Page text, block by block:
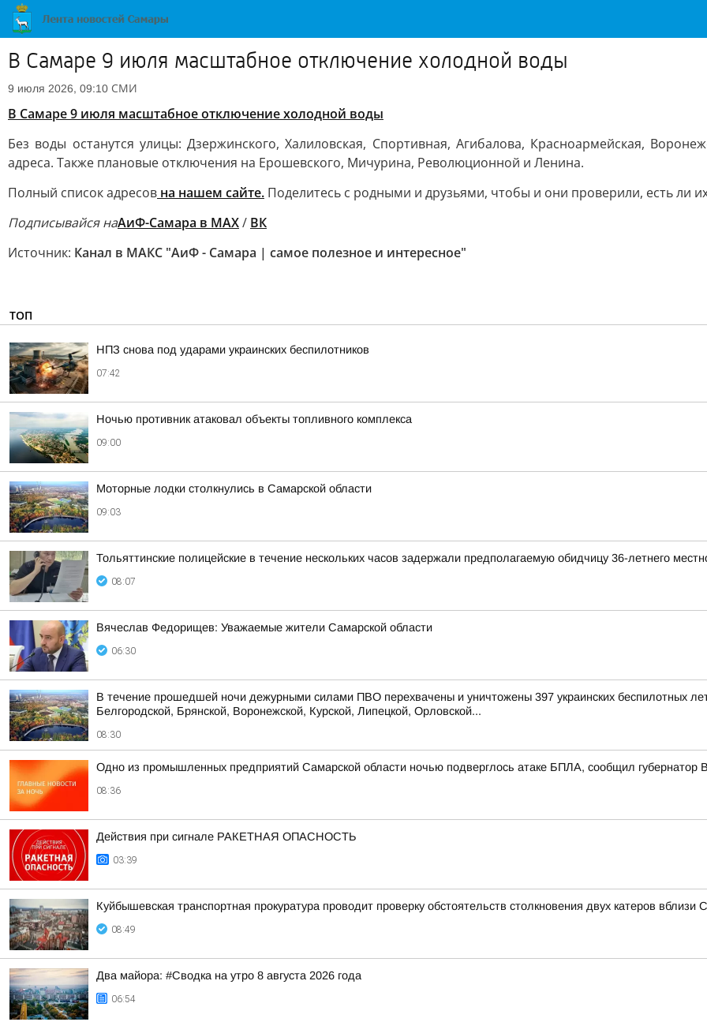
В Самаре 9 июля масштабное отключение холодной воды
9 июля 2026, 09:10 СМИ
В Самаре 9 июля масштабное отключение холодной воды
Без воды останутся улицы: Дзержинского, Халиловская, Спортивная, Агибалова, Красноармейская,
адреса. Также плановые отключения на Ерошевского, Мичурина, Революционной и Ленина.
Полный список адресов на нашем сайте. Поделитесь с родными и друзьями, чтобы и они проверили, есть ли
Подписывайся наАиФ-Самара в МАХ/ ВК
Источник: Канал в МАКС "АиФ - Самара | самое полезное и интересное"
ТОП
НПЗ снова под ударами украинских беспилотников
07:42
Ночью противник атаковал объекты топливного комплекса
09:00
Моторные лодки столкнулись в Самарской области
09:03
Тольяттинские полицейские в течение нескольких часов задержали предполагаемую обидчицу 36-летнего
08:07
Вячеслав Федорищев: Уважаемые жители Самарской области
06:30
В течение прошедшей ночи дежурными силами ПВО перехвачены и уничтожены 397 украинских беспилотных
Белгородской, Брянской, Воронежской, Курской, Липецкой, Орловской...
08:30
Одно из промышленных предприятий Самарской области ночью подверглось атаке БПЛА, сообщил губернатор
08:36
Действия при сигнале РАКЕТНАЯ ОПАСНОСТЬ
03:39
Куйбышевская транспортная прокуратура проводит проверку обстоятельств столкновения двух катеров вблизи
08:49
Два майора: #Сводка на утро 8 августа 2026 года
06:54